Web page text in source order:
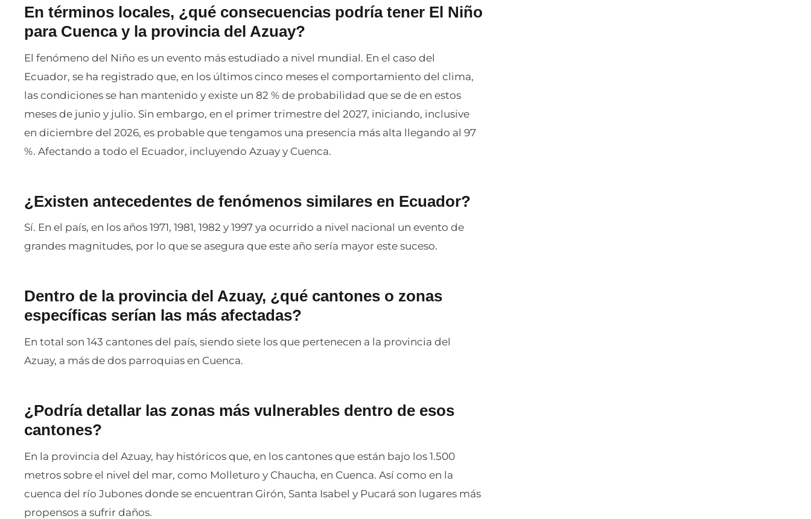
En términos locales, ¿qué consecuencias podría tener El Niño
para Cuenca y la provincia del Azuay?
El fenómeno del Niño es un evento más estudiado a nivel mundial. En el caso del
Ecuador, se ha registrado que, en los últimos cinco meses el comportamiento del clima,
las condiciones se han mantenido y existe un 82 % de probabilidad que se de en estos
meses de junio y julio. Sin embargo, en el primer trimestre del 2027, iniciando, inclusive
en diciembre del 2026, es probable que tengamos una presencia más alta llegando al 97
%. Afectando a todo el Ecuador, incluyendo Azuay y Cuenca.
¿Existen antecedentes de fenómenos similares en Ecuador?
Sí. En el país, en los años 1971, 1981, 1982 y 1997 ya ocurrido a nivel nacional un evento de
grandes magnitudes, por lo que se asegura que este año sería mayor este suceso.
Dentro de la provincia del Azuay, ¿qué cantones o zonas
específicas serían las más afectadas?
En total son 143 cantones del país, siendo siete los que pertenecen a la provincia del
Azuay, a más de dos parroquias en Cuenca.
¿Podría detallar las zonas más vulnerables dentro de esos
cantones?
En la provincia del Azuay, hay históricos que, en los cantones que están bajo los 1.500
metros sobre el nivel del mar, como Molleturo y Chaucha, en Cuenca. Así como en la
cuenca del río Jubones donde se encuentran Girón, Santa Isabel y Pucará son lugares más
propensos a sufrir daños.